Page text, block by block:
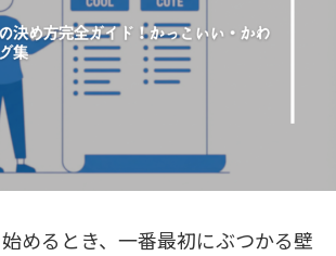
めるとき、一番最初にぶつかる壁